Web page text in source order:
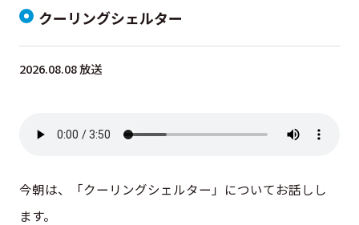
クーリングシェルター
2026.08.08 放送
今朝は、「クーリングシェルター」についてお話しし
ます。